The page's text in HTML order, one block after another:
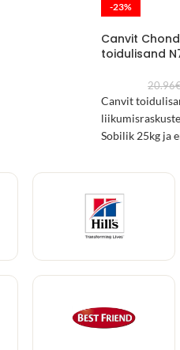
-23%
Canvit
toidulisand
20.96
Canvit
Sobilik 25kg ja